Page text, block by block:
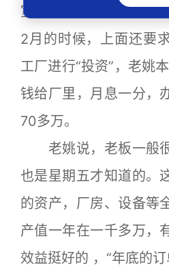
室的人员连500块钱都
2月的时候，上面还要
工厂进行“投资”，老姚
钱给厂里，月息一分，
70多万。
老姚说，老板一般
也是星期五才知道的。
的资产，厂房、设备等
产值一年在一千多万，
效益挺好的 ，“年底的